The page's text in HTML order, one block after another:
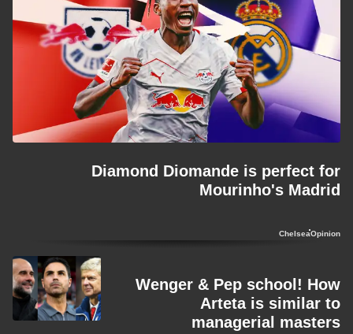
Diamond Diomande is perfect for
Mourinho's Madrid
Opinion
Chelsea
Wenger & Pep school! How
Arteta is similar to
managerial masters